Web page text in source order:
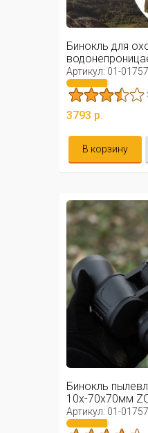
Бинокль для
30х50мм/ ...
Артикул: 01-
3793 р.
В корзину
Бинокль
10х-70х70мм
автофокусом
Артикул: 01-